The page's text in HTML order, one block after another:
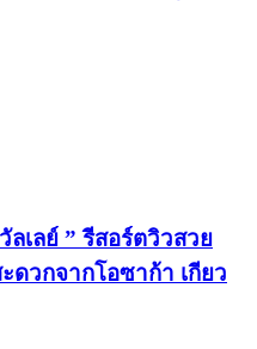
เลย์ ” รีสอร์ตวิวสวย
ดวกจากโอซาก้า เกียว